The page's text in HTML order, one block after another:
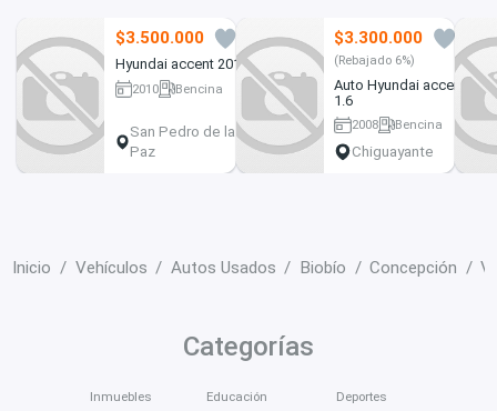
$3.500.000
Hyundai accent 2010
2010
Bencina
San Pedro de la
Paz
$3.300.000 16
(Rebajado 6%)
Auto Hyundai accent
1.6
2008
Bencina
Chiguayante
Inicio Vehículos Autos Usados Biobío Concepción
Categorías
Inmuebles Educación Deportes